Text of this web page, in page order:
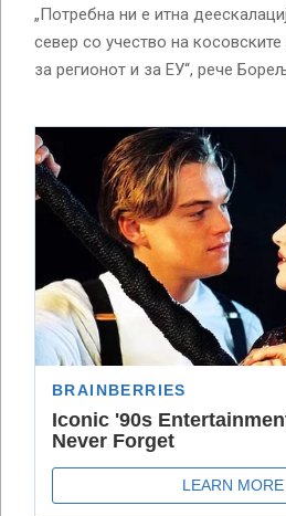
„Потребна ни е итна
север со учество на
за регионот и за ЕУ“, рече